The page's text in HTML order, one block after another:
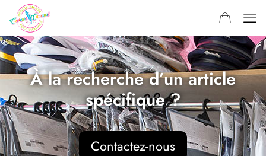
À la recherche d’un article
spécifique ?
Contactez-nous